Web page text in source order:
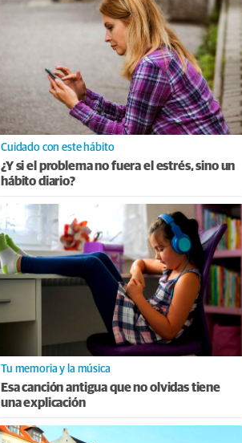
Cuidado con este hábito
¿Y si el problema no fuera el estrés, sino un
hábito diario?
Tu memoria y la música
Esa canción antigua que no olvidas tiene
una explicación